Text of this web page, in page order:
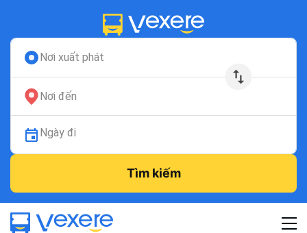
Nơi xuất phát
Nơi đến
Ngày đi
Tìm kiếm